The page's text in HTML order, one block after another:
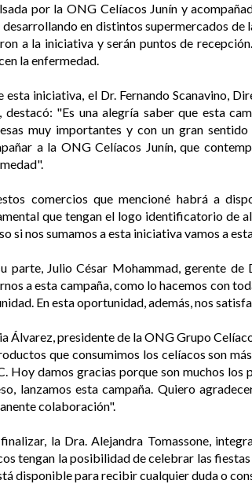
por la ONG Celíacos Junín y
desarrollando en distintos supermercados de
a la iniciativa y serán puntos de
la enfermedad.
esta iniciativa, el Dr. Fernando Scanavino,
destacó: "Es una alegría saber que esta
muy importantes y con un gran
a la ONG Celíacos Junín, que
comercios que mencioné habrá a
que tengan el logo identificatorio de
si nos sumamos a esta iniciativa vamos a
parte, Julio César Mohammad, gerente
a esta campaña, como lo hacemos con
En esta oportunidad, además, nos
Álvarez, presidente de la ONG Grupo
que consumimos los celíacos son
Hoy damos gracias porque son muchos los
lanzamos esta campaña. Quiero
colaboración".
la Dra. Alejandra Tomassone,
tengan la posibilidad de celebrar las
disponible para recibir cualquier duda o